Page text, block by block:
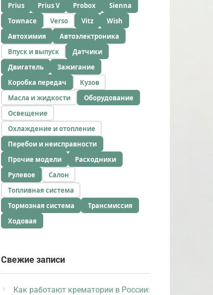
Prius
Prius V Probox
Sienna
Townace
Verso Vitz
Wish
Автохимия
Автоэлектроника
Впуск и выпуск
Датчики
Двигатель
Зажигание
Коробка передач
Кузов
Масла и жидкости
Оборудование
Освещение
Охлаждение и отопление
Перебои и неисправности
Прочие модели
Расходники
Рулевое
Салон
Топливная система
Тормозная система
Трансмиссия
Ходовая
Свежие записи
Как работают крематории в России: